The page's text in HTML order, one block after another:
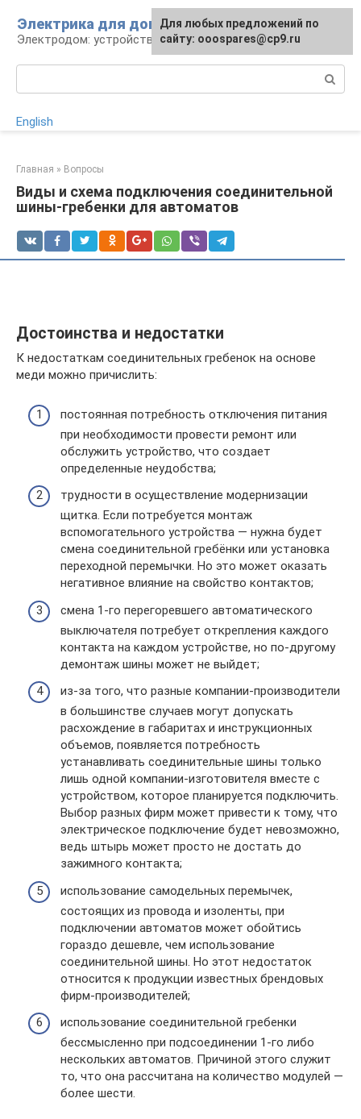
контенту
Электрика для дома
Электродом: устройства, кабели, ремонт
English
Главная » Вопросы
Виды и схема подключения соединительной
шины-гребенки для автоматов
Достоинства и недостатки
К недостаткам соединительных гребенок на основе
меди можно причислить:
постоянная потребность отключения питания
при необходимости провести ремонт или
обслужить устройство, что создает
определенные неудобства;
трудности в осуществление модернизации
щитка. Если потребуется монтаж
вспомогательного устройства — нужна будет
смена соединительной гребёнки или установка
переходной перемычки. Но это может оказать
негативное влияние на свойство контактов;
смена 1-го перегоревшего автоматического
выключателя потребует открепления каждого
контакта на каждом устройстве, но по-другому
демонтаж шины может не выйдет;
из-за того, что разные компании-производители
в большинстве случаев могут допускать
расхождение в габаритах и инструкционных
объемов, появляется потребность
устанавливать соединительные шины только
лишь одной компании-изготовителя вместе с
устройством, которое планируется подключить.
Выбор разных фирм может привести к тому, что
электрическое подключение будет невозможно,
ведь штырь может просто не достать до
зажимного контакта;
использование самодельных перемычек,
состоящих из провода и изоленты, при
подключении автоматов может обойтись
гораздо дешевле, чем использование
соединительной шины. Но этот недостаток
относится к продукции известных брендовых
фирм-производителей;
использование соединительной гребенки
бессмысленно при подсоединении 1-го либо
нескольких автоматов. Причиной этого служит
то, что она рассчитана на количество модулей —
более шести.
Для любых предложений по
сайту: ooospares@cp9.ru